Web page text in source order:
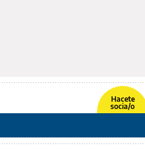
Hacete
socia/o